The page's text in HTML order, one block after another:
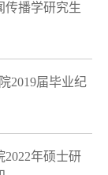
传播学研究生
2019届毕业纪
2022年硕士研